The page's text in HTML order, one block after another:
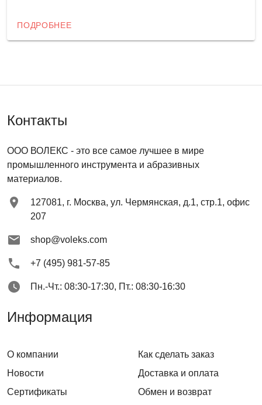
ПОДРОБНЕЕ
Контакты
ООО ВОЛЕКС - это все самое лучшее в мире
промышленного инструмента и абразивных
материалов.
127081, г. Москва, ул. Чермянская, д.1, стр.1, офис
207
shop@voleks.com
+7 (495) 981-57-85
Пн.-Чт.: 08:30-17:30, Пт.: 08:30-16:30
Информация
О компании
Новости
Сертификаты
Как сделать заказ
Доставка и оплата
Обмен и возврат